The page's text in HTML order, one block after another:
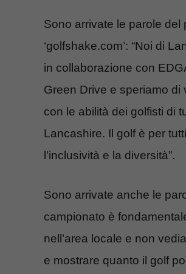
Sono arrivate le parole del
‘golfshake.com’: “Noi di
in collaborazione con
Green Drive e speriamo
con le abilità dei golfisti di
Lancashire. Il golf è per
l’inclusività e la diversità”.
Sono arrivate anche le
campionato è
nell’area locale e non
e mostrare quanto il golf